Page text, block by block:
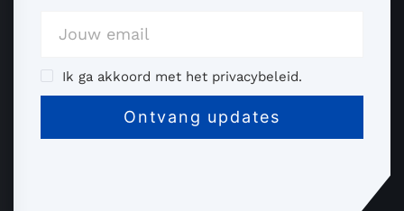
Ik ga akkoord met het privacybeleid.